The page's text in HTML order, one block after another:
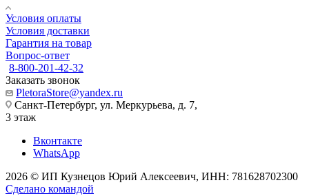
Условия оплаты
Условия доставки
Гарантия на товар
Вопрос-ответ
8-800-201-42-32
Заказать звонок
PletoraStore@yandex.ru
Санкт-Петербург, ул. Меркурьева, д. 7,
3 этаж
Вконтакте
WhatsApp
2026 © ИП Кузнецов Юрий Алексеевич, ИНН: 781628702300
Сделано командой